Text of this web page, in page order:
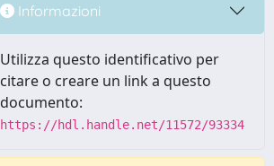
Informazioni
Utilizza questo identificativo per
citare o creare un link a questo
documento:
https://hdl.handle.net/11572/93334